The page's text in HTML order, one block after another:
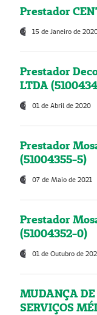
Prestador
15 de Janeiro de
Prestador
LTDA
01 de Abril de 2020
Prestador
(51004355-5)
07 de Maio de 2021
Prestador
(51004352-0)
01 de Outubro de
MUDANÇA
SERVIÇOS